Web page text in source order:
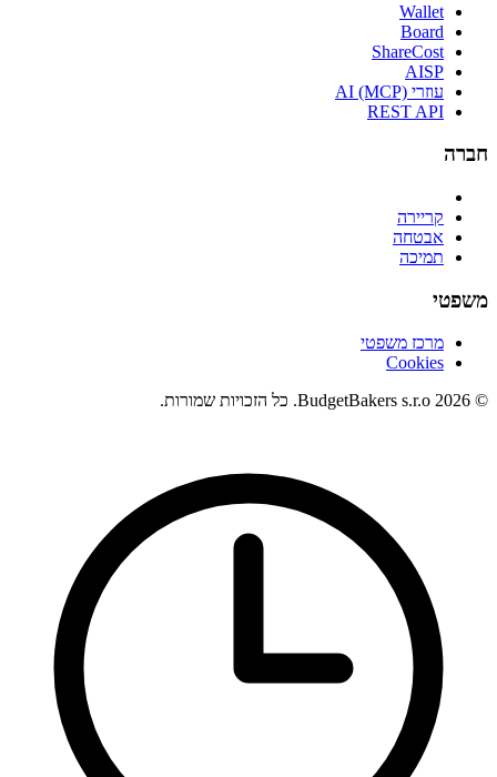
Wallet
Board
ShareCost
AISP
עוזרי AI (MCP)
REST API
חברה
קריירה
אבטחה
תמיכה
משפטי
מרכז משפטי
Cookies
© 2026 BudgetBakers s.r.o. כל הזכויות שמורות.